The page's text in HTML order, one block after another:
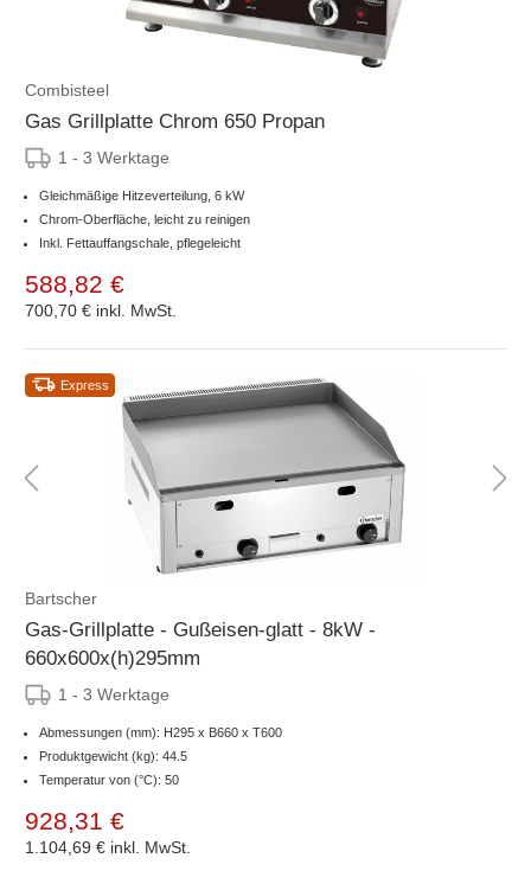
Combisteel
Gas Grillplatte Chrom 650 Propan
1 - 3 Werktage
Gleichmäßige Hitzeverteilung, 6 kW
Chrom-Oberfläche, leicht zu reinigen
Inkl. Fettauffangschale, pflegeleicht
588,82 €
700,70 € inkl. MwSt.
Express
Bartscher
Gas-Grillplatte - Gußeisen-glatt - 8kW -
660x600x(h)295mm
1 - 3 Werktage
Abmessungen (mm): H295 x B660 x T600
Produktgewicht (kg): 44.5
Temperatur von (°C): 50
928,31 €
1.104,69 € inkl. MwSt.